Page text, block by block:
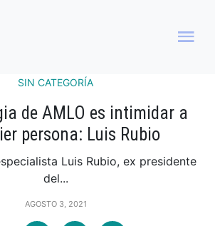
SIN CATEGORÍA
de AMLO es intimidar a
persona: Luis Rubio
Luis Rubio, ex presidente
del...
AGOSTO 3, 2021